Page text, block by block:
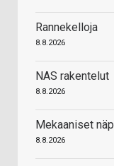
Rannekelloja
8.8.2026
NAS rakentelut
8.8.2026
Mekaaniset
8.8.2026